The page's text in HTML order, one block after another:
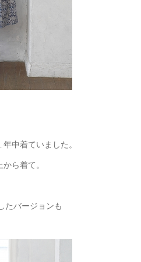
中着ていました。
ら着て。
たバージョンも